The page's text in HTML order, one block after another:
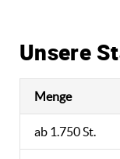
Unsere
Menge
ab 1.750 St.